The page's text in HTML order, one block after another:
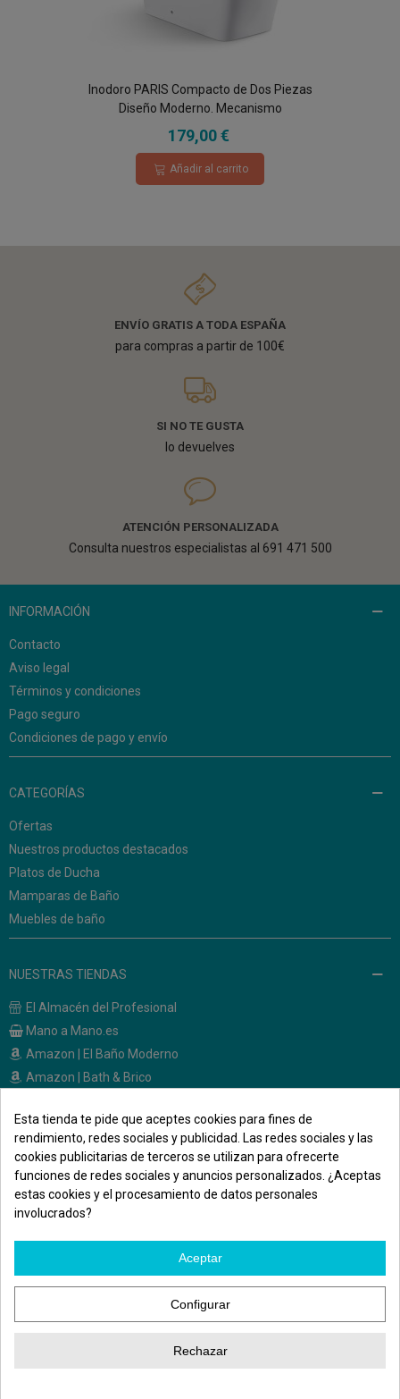
Inodoro PARIS Compacto de Dos Piezas
Diseño Moderno. Mecanismo
Economizador 3/6. Salida Dual. Asiento en
ABS, Rimless.
179,00 €
Añadir al carrito
ENVÍO GRATIS A TODA ESPAÑA
para compras a partir de 100€
SI NO TE GUSTA
lo devuelves
ATENCIÓN PERSONALIZADA
Consulta nuestros especialistas al 691 471 500
INFORMACIÓN
Contacto
Aviso legal
Términos y condiciones
Pago seguro
Condiciones de pago y envío
CATEGORÍAS
Ofertas
Nuestros productos destacados
Platos de Ducha
Mamparas de Baño
Muebles de baño
NUESTRAS TIENDAS
El Almacén del Profesional
Mano a Mano.es
Amazon | El Baño Moderno
Amazon | Bath & Brico
CONTACTO
Calle Melendez Valdes, 36
28015 - Madrid
691 471 500
Síguenos en las redes
Esta tienda te pide que aceptes cookies para fines de
rendimiento, redes sociales y publicidad. Las redes sociales y las
cookies publicitarias de terceros se utilizan para ofrecerte
funciones de redes sociales y anuncios personalizados. ¿Aceptas
estas cookies y el procesamiento de datos personales
involucrados?
Aceptar
Configurar
Rechazar